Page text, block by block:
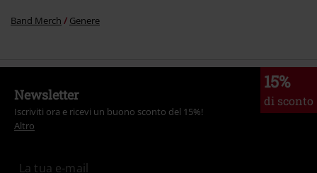
Band Merch Genere
15%
di sconto
Newsletter
Iscriviti ora e ricevi un buono sconto del 15%!
Altro